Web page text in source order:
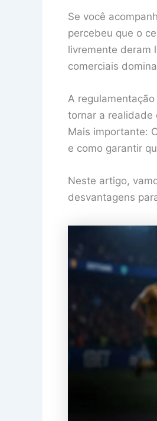
Se você
percebeu que o
livremente deram
comerciais
A
tornar a realidade
Mais importante:
e como garantir
Neste artigo,
desvantagens